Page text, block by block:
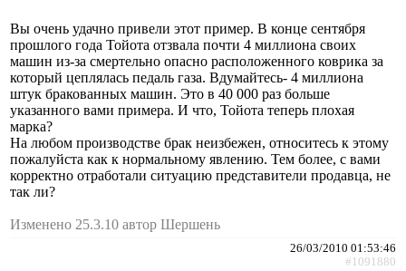
Вы очень удачно привели этот пример. В конце сентября
прошлого года Тойота отзвала почти 4 миллиона своих
машин из-за смертельно опасно расположенного коврика за
который цеплялась педаль газа. Вдумайтесь- 4 миллиона
штук бракованных машин. Это в 40 000 раз больше
указанного вами примера. И что, Тойота теперь плохая
марка?
На любом производстве брак неизбежен, относитесь к этому
пожалуйста как к нормальному явлению. Тем более, с вами
корректно отработали ситуацию представители продавца, не
так ли?
Изменено 25.3.10 автор Шершень
26/03/2010 01:53:46
#1091880